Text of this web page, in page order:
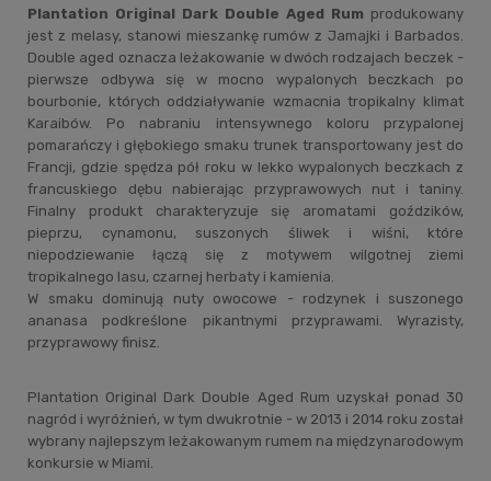
Plantation Original Dark Double Aged Rum produkowany
jest z melasy, stanowi mieszankę rumów z Jamajki i Barbados.
Double aged oznacza leżakowanie w dwóch rodzajach beczek -
pierwsze odbywa się w mocno wypalonych beczkach po
bourbonie, których oddziaływanie wzmacnia tropikalny klimat
Karaibów. Po nabraniu intensywnego koloru przypalonej
pomarańczy i głębokiego smaku trunek transportowany jest do
Francji, gdzie spędza pół roku w lekko wypalonych beczkach z
francuskiego dębu nabierając przyprawowych nut i taniny.
Finalny produkt charakteryzuje się aromatami goździków,
pieprzu, cynamonu, suszonych śliwek i wiśni, które
niepodziewanie łączą się z motywem wilgotnej ziemi
tropikalnego lasu, czarnej herbaty i kamienia.
W smaku dominują nuty owocowe - rodzynek i suszonego
ananasa podkreślone pikantnymi przyprawami. Wyrazisty,
przyprawowy finisz.
Plantation Original Dark Double Aged Rum uzyskał ponad 30
nagród i wyróżnień, w tym dwukrotnie - w 2013 i 2014 roku został
wybrany najlepszym leżakowanym rumem na międzynarodowym
konkursie w Miami.